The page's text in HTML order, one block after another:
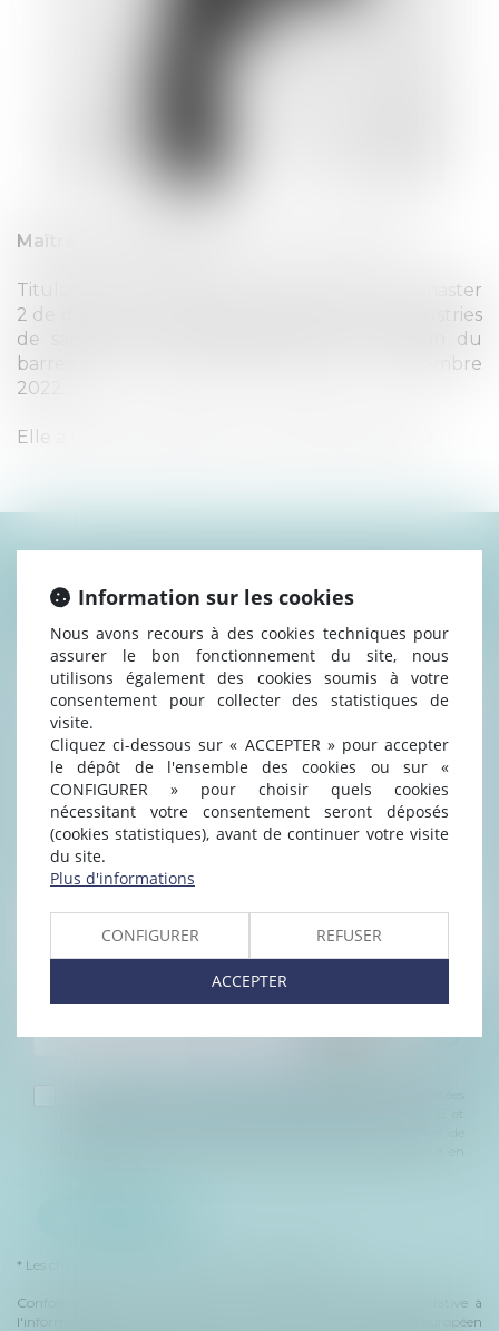
Maître Samia AKADIRI
Titulaire d’un master 1 de droit privé et d’un master
2 de droit de la propriété intellectuelle et industries
de santé, elle a intégré l’école de formation du
barreau en 2015 et a prêté serment le 3 novembre
2022.
Elle a rejoint le cabinet au mois d’octobre 2022.
CONTACTER SAMIA AKADIRI
informatiquement par le Cabinet GUERRIER & DE LANGLE et
* Les champs suivis d'un astérisque sont obligatoires.
Conformément à la loi n°78-17 du 6 janvier 1978 modifiée relative à
l'informatique, aux fichiers et aux libertés, et au règlement européen
Information sur les cookies
Nous avons recours à des cookies techniques pour
assurer le bon fonctionnement du site, nous
utilisons également des cookies soumis à votre
consentement pour collecter des statistiques de
visite.
Cliquez ci-dessous sur « ACCEPTER » pour accepter
le dépôt de l'ensemble des cookies ou sur «
CONFIGURER » pour choisir quels cookies
nécessitant votre consentement seront déposés
(cookies statistiques), avant de continuer votre visite
du site.
Plus d'informations
CONFIGURER REFUSER
ACCEPTER